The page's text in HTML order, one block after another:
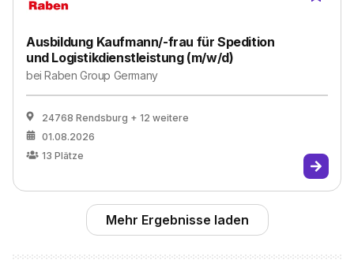
Ausbildung Kaufmann/-frau für Spedition
und Logistikdienstleistung (m/w/d)
beiRaben Group Germany
24768 Rendsburg + 12 weitere
01.08.2026
13 Plätze
Mehr Ergebnisse laden